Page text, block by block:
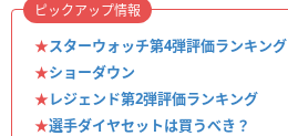
★スターウォッチ第4弾評価ランキング
★ショーダウン
★レジェンド第2弾評価ランキング
★選手ダイヤセットは買うべき？
ピックアップ情報